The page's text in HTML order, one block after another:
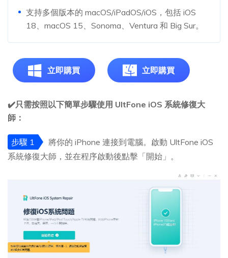
支持多個版本的 macOS/iPadOS/iOS，包括 iOS
18、macOS 15、Sonoma、Ventura 和 Big Sur。
立即購買 立即購買
✔️只需按照以下簡單步驟使用 UltFone iOS 系統修復大
師：
步驟 1
將你的 iPhone 連接到電腦。啟動 UltFone iOS
系統修復大師，並在程序啟動後點擊「開始」。